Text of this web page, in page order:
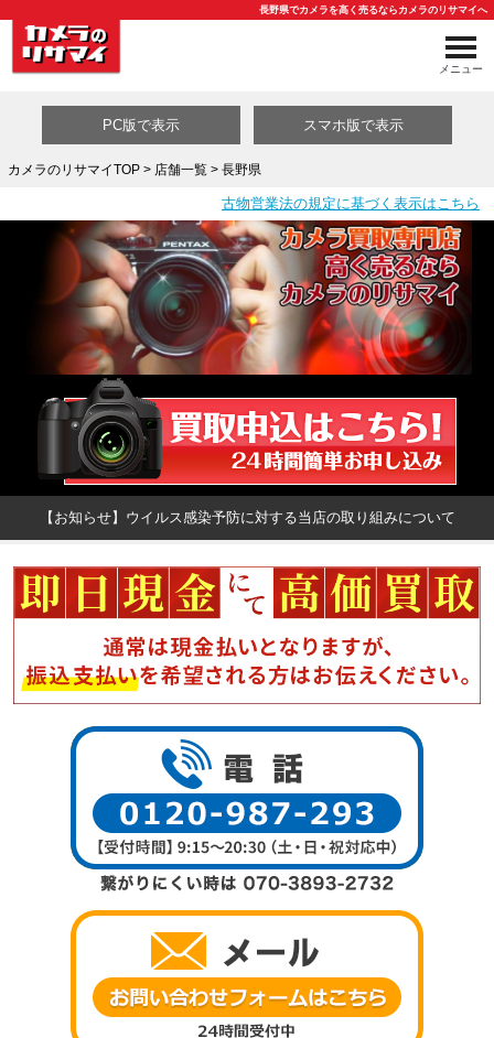
長野県でカメラを高く売るならカメラのリサマイへ
メニュー
買取カテゴリ一覧
PC版で表示 スマホ版で表示
カメラのリサマイTOP> 店舗一覧> 長野県
古物営業法の規定に基づく表示はこちら
【お知らせ】ウイルス感染予防に対する当店の取り組みについて